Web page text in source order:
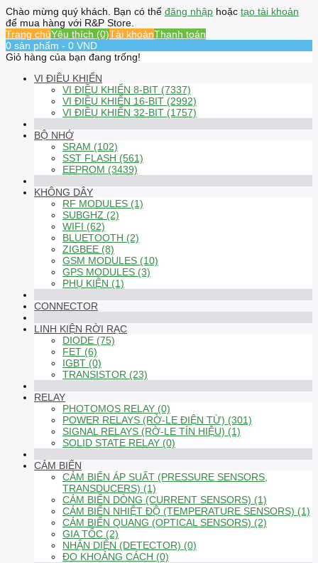
Chào mừng quý khách. Bạn có thể đăng nhập hoặc tạo tài khoản
để mua hàng với R&P Store.
Trang chủYêu thích (0)Tài khoảnThanh toán
0 sản phẩm - 0 VND
Giỏ hàng của bạn đang trống!
VI ĐIỀU KHIỂN
VI ĐIỀU KHIỂN 8-BIT (7337)
VI ĐIỀU KHIỂN 16-BIT (2992)
VI ĐIỀU KHIỂN 32-BIT (1757)
BỘ NHỚ
SRAM (102)
SST FLASH (561)
EEPROM (3439)
KHÔNG DÂY
RF MODULES (1)
SUBGHZ (2)
WIFI (62)
BLUETOOTH (2)
ZIGBEE (8)
GSM MODULES (10)
GPS MODULES (3)
PHỤ KIỆN (1)
CONNECTOR
LINH KIỆN RỜI RẠC
DIODE (75)
FET (6)
IGBT (0)
TRANSISTOR (23)
RELAY
PHOTOMOS RELAY (0)
POWER RELAYS (RỜ-LE ĐIỆN TỪ) (301)
SIGNAL RELAYS (RỜ-LE TÍN HIỆU) (1)
SOLID STATE RELAY (0)
CẢM BIẾN
CẢM BIẾN ÁP SUẤT (PRESSURE SENSORS,
TRANSDUCERS) (1)
CẢM BIẾN DÒNG (CURRENT SENSORS) (1)
CẢM BIẾN NHIỆT ĐỘ (TEMPERATURE SENSORS) (1)
CẢM BIẾN QUANG (OPTICAL SENSORS) (2)
GIA TỐC (2)
NHẬN DIỆN (DETECTOR) (0)
ĐO KHOẢNG CÁCH (0)